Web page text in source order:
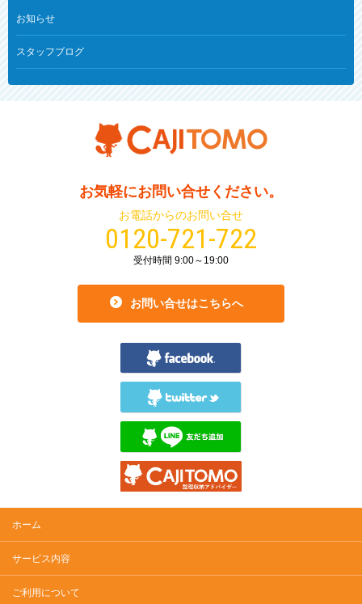
お知らせ
スタッフブログ
お気軽にお問い合せください。
お電話からのお問い合せ
0120-721-722
受付時間 9:00～19:00
お問い合せはこちらへ
ホーム
サービス内容
ご利用について